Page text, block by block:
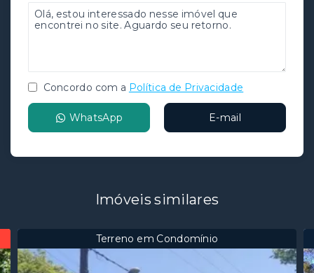
Concordo com a Política de Privacidade
WhatsApp E-mail
Imóveis similares
Terreno em Condomínio